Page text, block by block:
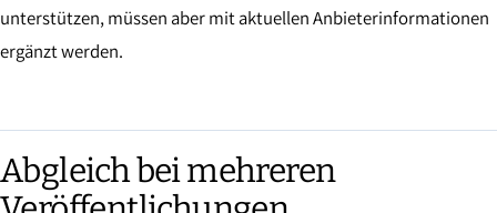
unterstützen, müssen aber mit aktuellen Anbieterinformationen
ergänzt werden.
Abgleich bei mehreren